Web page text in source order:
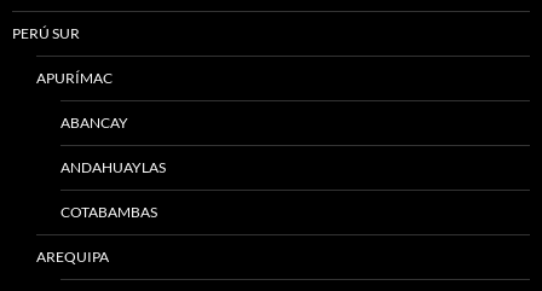
PERÚ SUR
APURÍMAC
ABANCAY
ANDAHUAYLAS
COTABAMBAS
AREQUIPA